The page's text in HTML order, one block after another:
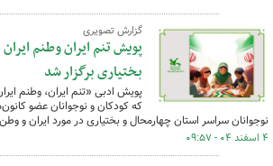
گزارش تصویری
پویش تنم ایران وطنم
بختیاری برگزار شد
پویش ادبی «تنم ایران، وطنم
که کودکان و نوجوانان عضو
نوجوانان سراسر استان چهارمحال و بختیاری در مورد ایران و
۴ اسفند ۰۴ - ۰۹:۵۷